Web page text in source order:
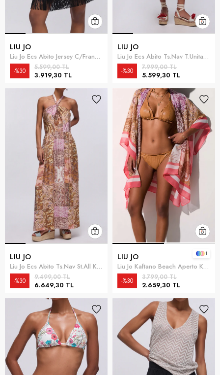
LIU JO
Liu Jo Ecs Abito Jersey C/Frange Kadın Plaj Elbisesi Siyah
3.919,30 TL
5.599,00 TL
%30
LIU JO
Liu Jo Ecs Abito Ts.Nav T.Unita Kadın Plaj Elbisesi Çok Renkli
5.599,30 TL
7.999,00 TL
%30
LIU JO
Liu Jo Ecs Abito Ts.Nav St.All Kadın Plaj Elbisesi Çok Renkli
6.649,30 TL
9.499,00 TL
%30
LIU JO
Liu Jo Kaftano Beach Aperto Kadın Kaftan Çok Renkli
2.659,30 TL
3.799,00 TL
%30
1